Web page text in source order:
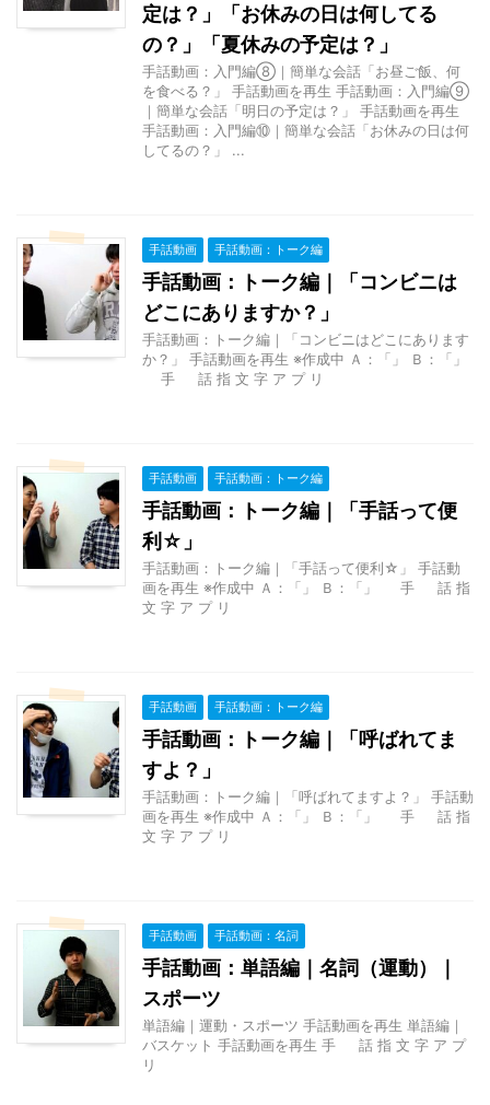
定は？」「お休みの日は何してる
の？」「夏休みの予定は？」
手話動画：入門編⑧｜簡単な会話「お昼ご飯、何
を食べる？」 手話動画を再生 手話動画：入門編⑨
｜簡単な会話「明日の予定は？」 手話動画を再生
手話動画：入門編⑩｜簡単な会話「お休みの日は何
してるの？」 ...
手話動画 手話動画：トーク編
手話動画：トーク編｜「コンビニは
どこにありますか？」
手話動画：トーク編｜「コンビニはどこにあります
か？」 手話動画を再生 ※作成中 Ａ：「」 Ｂ：「」
手 話 指 文 字 ア プ リ
手話動画 手話動画：トーク編
手話動画：トーク編｜「手話って便
利☆」
手話動画：トーク編｜「手話って便利☆」 手話動
画を再生 ※作成中 Ａ：「」 Ｂ：「」 手 話 指
文 字 ア プ リ
手話動画 手話動画：トーク編
手話動画：トーク編｜「呼ばれてま
すよ？」
手話動画：トーク編｜「呼ばれてますよ？」 手話動
画を再生 ※作成中 Ａ：「」 Ｂ：「」 手 話 指
文 字 ア プ リ
手話動画 手話動画：名詞
手話動画：単語編｜名詞（運動）｜
スポーツ
単語編｜運動・スポーツ 手話動画を再生 単語編｜
バスケット 手話動画を再生 手 話 指 文 字 ア プ
リ